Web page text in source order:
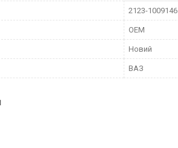
2123-1009146
OEM
Новий
ВАЗ